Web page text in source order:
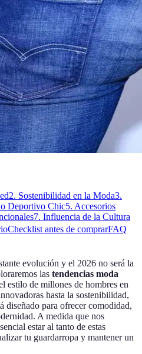
2. Sostenibilidad en la Moda3.
Deportivo Chic5. Accesorios
7. Influencia de la Cultura
Checklist antes de comprarFAQ
evolución y el 2026 no será la
las tendencias moda
estilo de millones de hombres en
hasta la sostenibilidad,
diseñado para ofrecer comodidad,
A medida que nos
estar al tanto de estas
tu guardarropa y mantener un